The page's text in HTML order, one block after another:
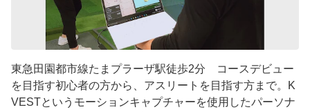
東急田園都市線たまプラーザ駅徒歩2分 コースデビュー
を目指す初心者の方から、アスリートを目指す方まで。K
VESTというモーションキャプチャーを使用したパーソナ